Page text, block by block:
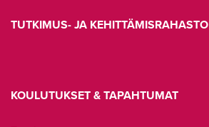
TUTKIMUS- JA KEHITTÄMISRAHASTO
KOULUTUKSET & TAPAHTUMAT